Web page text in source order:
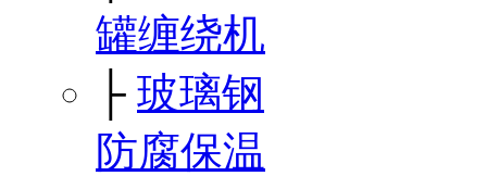
罐缠绕机
├ 玻璃钢
防腐保温